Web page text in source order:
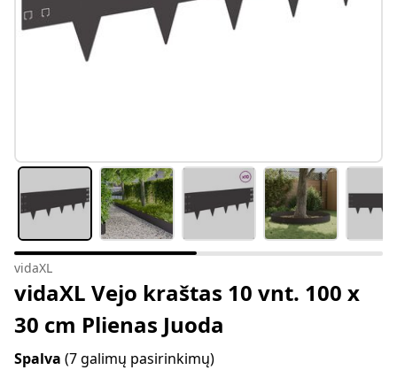
vidaXL
vidaXL Vejo kraštas 10 vnt. 100 x
30 cm Plienas Juoda
Spalva (7 galimų pasirinkimų)